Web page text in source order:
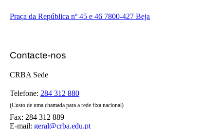
Praça da República nº 45 e 46 7800-427 Beja
Contacte-nos
CRBA Sede
Telefone: 284 312 880
(Custo de uma chamada para a rede fixa nacional)
Fax: 284 312 889
E-mail: geral@crba.edu.pt